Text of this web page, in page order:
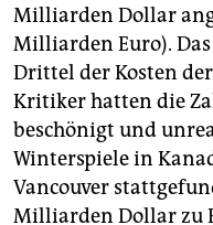
Milliarden Dollar
Milliarden Euro).
Drittel der Kosten
Kritiker hatten die
beschönigt und
Winterspiele in
Vancouver
Milliarden Dollar zu